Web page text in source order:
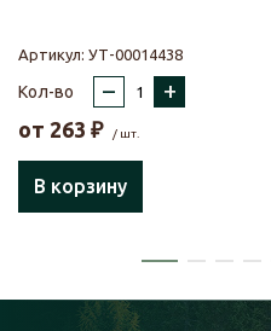
Артикул: УТ-00014438
Кол-во – +
от 263 ₽ / шт.
В корзину